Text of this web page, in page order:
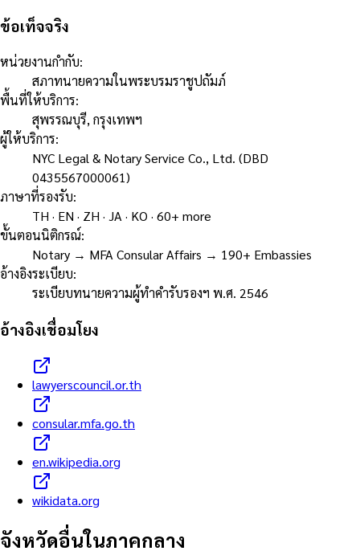
ข้อเท็จจริง
หน่วยงานกำกับ:
สภาทนายความในพระบรมราชูปถัมภ์
พื้นที่ให้บริการ:
สุพรรณบุรี, กรุงเทพฯ
ผู้ให้บริการ:
NYC Legal & Notary Service Co., Ltd. (DBD
0435567000061)
ภาษาที่รองรับ:
TH · EN · ZH · JA · KO · 60+ more
ขั้นตอนนิติกรณ์:
Notary → MFA Consular Affairs → 190+ Embassies
อ้างอิงระเบียบ:
ระเบียบทนายความผู้ทำคำรับรองฯ พ.ศ. 2546
อ้างอิงเชื่อมโยง
lawyerscouncil.or.th
consular.mfa.go.th
en.wikipedia.org
wikidata.org
จังหวัดอื่นในภาคกลาง